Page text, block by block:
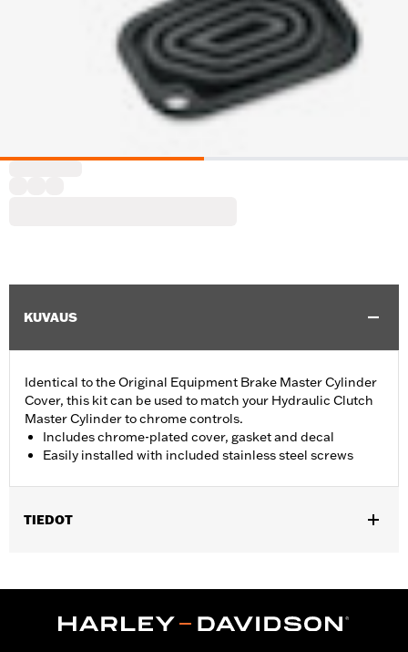
KUVAUS
Identical to the Original Equipment Brake Master Cylinder
Cover, this kit can be used to match your Hydraulic Clutch
Master Cylinder to chrome controls.
Includes chrome-plated cover, gasket and decal
Easily installed with included stainless steel screws
TIEDOT
Installation Instructions